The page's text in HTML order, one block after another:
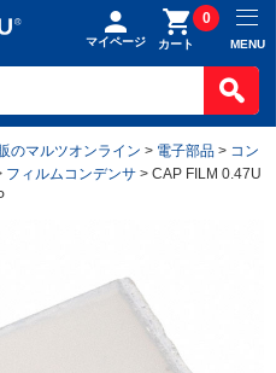
マイページ カート
0
MENU
のマルツオンライン > 電子部品 > コン
フィルムコンデンサ > CAP FILM 0.47U